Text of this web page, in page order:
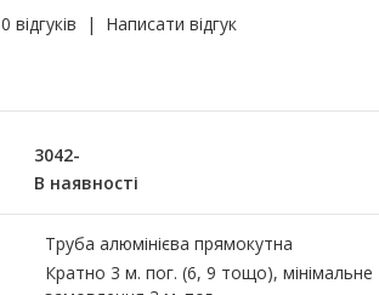
0 відгуків | Написати відгук
3042-
В наявності
Труба алюмінієва прямокутна
Кратно 3 м. пог. (6, 9 тощо), мінімальне